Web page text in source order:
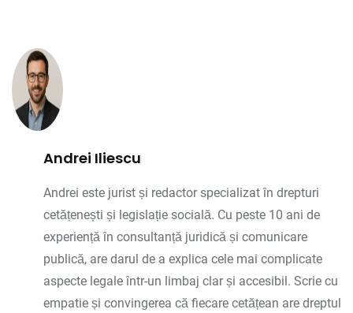
Andrei Iliescu
Andrei este jurist și redactor specializat în drepturi
cetățenești și legislație socială. Cu peste 10 ani de
experiență în consultanță juridică și comunicare
publică, are darul de a explica cele mai complicate
aspecte legale într-un limbaj clar și accesibil. Scrie cu
empatie și convingerea că fiecare cetățean are dreptul